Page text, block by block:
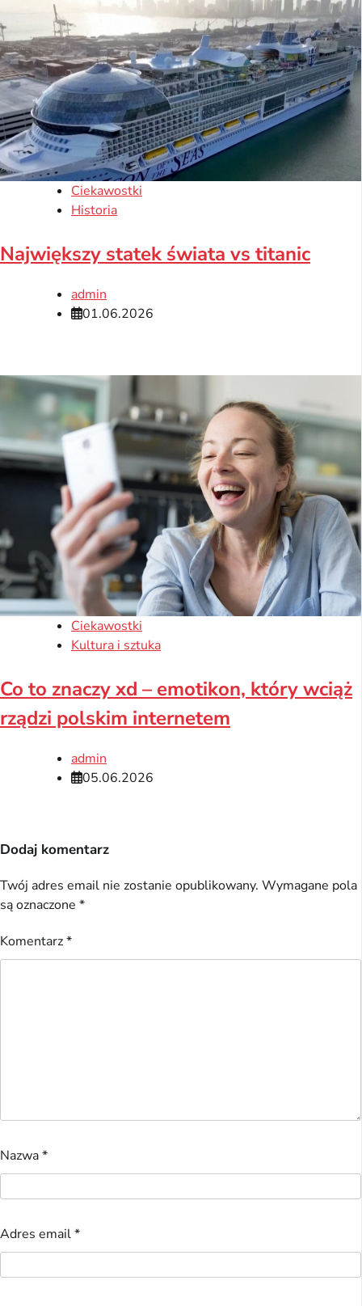
Ciekawostki
Historia
Największy statek świata vs titanic
admin
01.06.2026
Ciekawostki
Kultura i sztuka
Co to znaczy xd – emotikon, który wciąż
rządzi polskim internetem
admin
05.06.2026
Dodaj komentarz
Twój adres email nie zostanie opublikowany. Wymagane pola
są oznaczone *
Komentarz*
Nazwa*
Adres email*